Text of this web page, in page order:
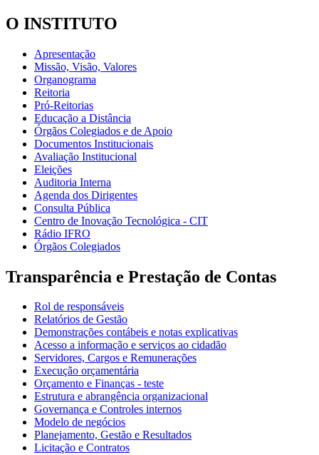
O INSTITUTO
Apresentação
Missão, Visão, Valores
Organograma
Reitoria
Pró-Reitorias
Educação a Distância
Órgãos Colegiados e de Apoio
Documentos Institucionais
Avaliação Institucional
Eleições
Auditoria Interna
Agenda dos Dirigentes
Consulta Pública
Centro de Inovação Tecnológica - CIT
Rádio IFRO
Órgãos Colegiados
Transparência e Prestação de Contas
Rol de responsáveis
Relatórios de Gestão
Demonstrações contábeis e notas explicativas
Acesso a informação e serviços ao cidadão
Servidores, Cargos e Remunerações
Execução orçamentária
Orçamento e Finanças - teste
Estrutura e abrangência organizacional
Governança e Controles internos
Modelo de negócios
Planejamento, Gestão e Resultados
Licitação e Contratos